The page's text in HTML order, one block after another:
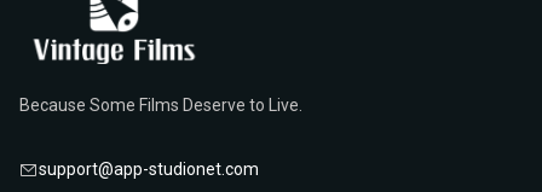
Because Some Films Deserve to Live.
support@app-studionet.com